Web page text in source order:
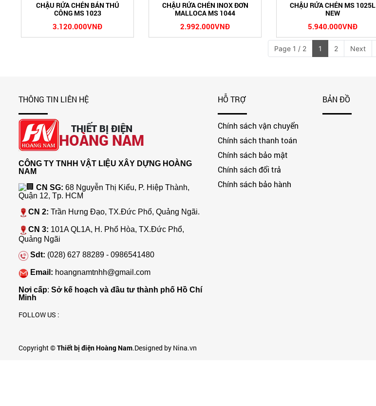
CHẬU RỬA CHÉN BÁN THỦ
CÔNG MS 1023
3.120.000VNĐ
CHẬU RỬA CHÉN INOX ĐƠN
MALLOCA MS 1044
2.992.000VNĐ
CHẬU RỬA CHÉN MS 1025L
NEW
5.940.000VNĐ
Page 1 / 2 1 2 Next
THÔNG TIN LIÊN HỆ
THIẾT BỊ ĐIỆN
HOÀNG NAM
CÔNG TY TNHH VẬT LIỆU XÂY DỰNG HOÀNG
NAM
CN SG: 68 Nguyễn Thị Kiểu, P. Hiệp Thành,
Quận 12, Tp. HCM
CN 2: Trần Hưng Đạo, TX.Đức Phổ, Quảng Ngãi.
CN 3: 101A QL1A, H. Phổ Hòa, TX.Đức Phổ,
Quảng Ngãi
Sdt: (028) 627 88289 - 0986541480
Email: hoangnamtnhh@gmail.com
Nơi cấp: Sở kế hoạch và đầu tư thành phố Hồ Chí
Minh
FOLLOW US :
HỖ TRỢ
Chính sách vận chuyển
Chính sách thanh toán
Chính sách bảo mật
Chính sách đổi trả
Chính sách bảo hành
BẢN ĐỒ
Copyright ©Thiết bị điện Hoàng Nam.Designed by Nina.vn